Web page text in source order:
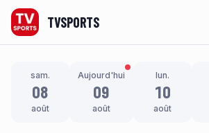
TVSPORTS
sam.
08
août
Aujourd'hui
09
août
lun.
10
août